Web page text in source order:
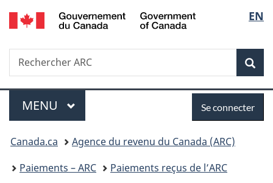
Passer
au
Passer
à
du
Passer
à
simplifiée
de
la
EN
Recherche
Rechercher
ARC
Menu
MENU PRINCIPAL
connecter
Se connecter
Vous
êtes
Canada.ca
Agence du revenu du Canada (ARC)
Paiements – ARC
Paiements reçus de l’ARC